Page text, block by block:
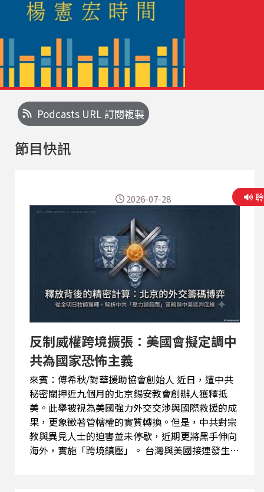
Podcasts URL 訂閱複製
節目快訊
反制威權跨境擴張：美國會擬定調中
共為國家恐怖主義
來賓：傅希秋/對華援助協會創始人 近日，遭中共
秘密關押近九個月的北京錫安教會創辦人獲釋抵
美。此舉被視為美國強力外交交涉與國際救援的成
果，更象徵著管轄權的實質轉換。但是，中共對宗
教與異見人士的迫害並未停歇，近期更將黑手伸向
海外，實施「跨境鎮壓」。 台灣與美國接連發生針
2026-07-28